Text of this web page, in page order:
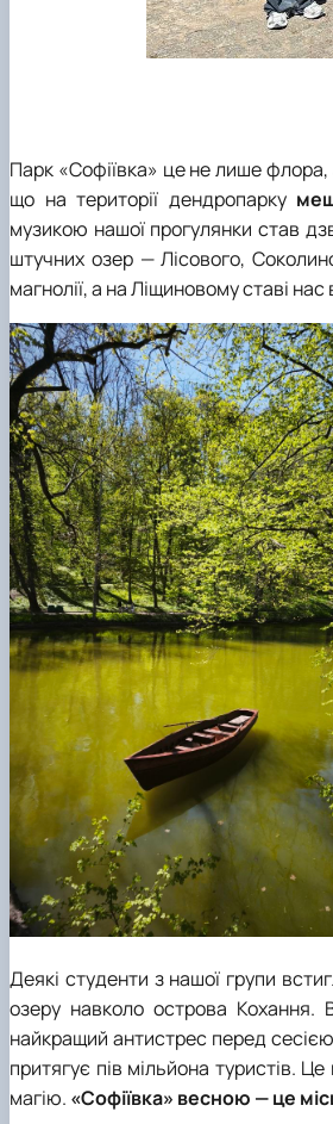
Парк «Софіївка» це не лише
що на території дендропарку
музикою нашої прогулянки став
штучних озер — Лісового,
магнолії, а на Ліщиновому ставі
Деякі студенти з нашої групи
озеру навколо острова Кохання.
найкращий антистрес перед
притягує пів мільйона туристів.
магію. «Софіївка» весною — це